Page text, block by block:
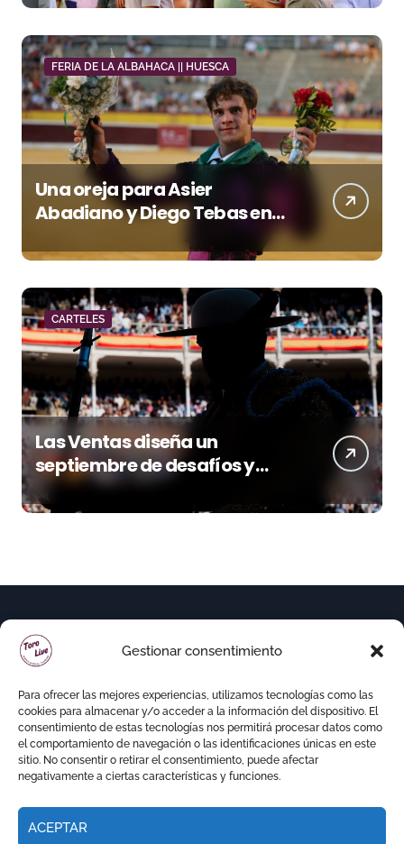
Gestionar consentimiento
Para ofrecer las mejores experiencias, utilizamos tecnologías como las
cookies para almacenar y/o acceder a la información del dispositivo. El
consentimiento de estas tecnologías nos permitirá procesar datos como
el comportamiento de navegación o las identificaciones únicas en este
sitio. No consentir o retirar el consentimiento, puede afectar
negativamente a ciertas características y funciones.
ACEPTAR
FERIA DE LA ALBAHACA || HUESCA
Una oreja para Asier
Abadiano y Diego Tebas en
una apertura de la Albahaca
marcada por el buen juego
de Los Maños
CARTELES
Las Ventas diseña un
septiembre de desafíos y
variedad ganadera